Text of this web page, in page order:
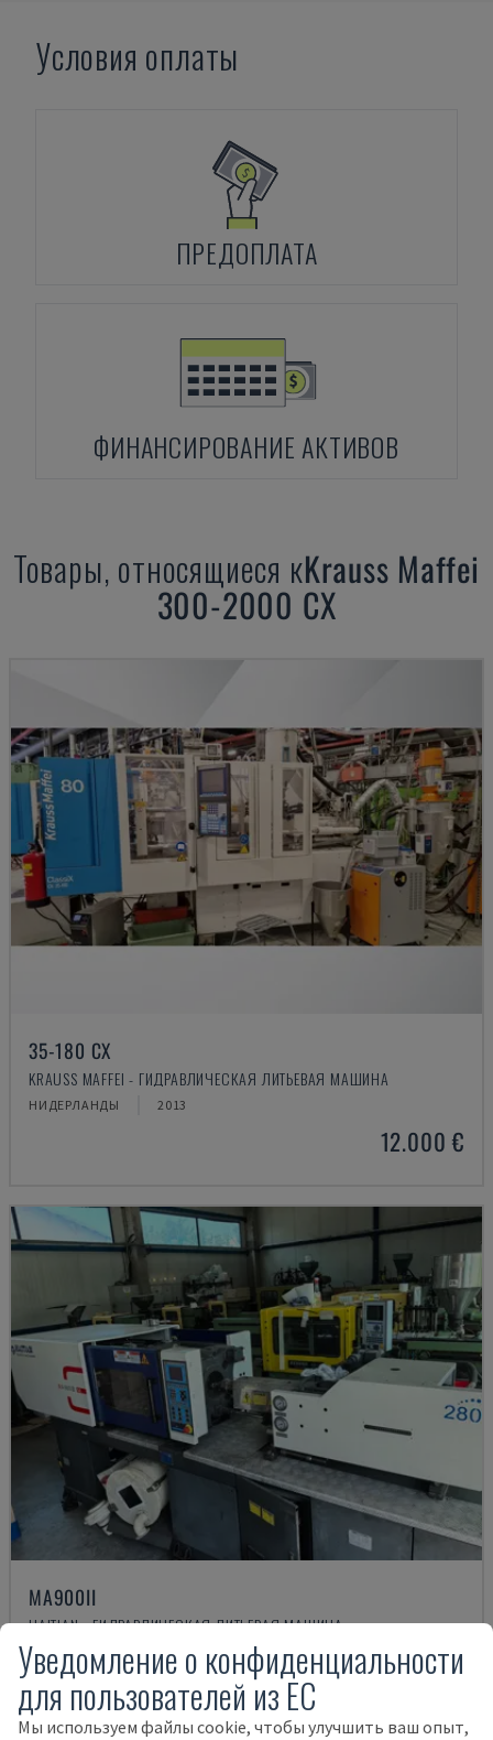
Условия оплаты
ПРЕДОПЛАТА
ФИНАНСИРОВАНИЕ АКТИВОВ
Товары, относящиеся кKrauss Maffei
300-2000 CX
35-180 CX
KRAUSS MAFFEI - ГИДРАВЛИЧЕСКАЯ ЛИТЬЕВАЯ МАШИНА
НИДЕРЛАНДЫ 2013
12.000 €
MA900ІІ
HAITIAN - ГИДРАВЛИЧЕСКАЯ ЛИТЬЕВАЯ МАШИНА
БОЛГАРИЯ 2023
Уведомление о конфиденциальности
для пользователей из ЕС
Мы используем файлы cookie, чтобы улучшить ваш опыт,